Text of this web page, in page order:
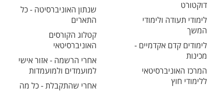
דוקטורט
לימודי תעודה ולימודי
המשך
לימודים קדם אקדמיים -
מכינות
המרכז האוניברסיטאי
ללימודי חוץ
שנתון האוניברסיטה - כל
התארים
קטלוג הקורסים
האוניברסיטאי
אחרי הרשמה - אזור אישי
למועמדים ולמועמדות
אחרי שהתקבלת - כל מה